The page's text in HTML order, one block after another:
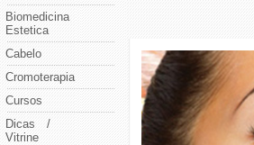
Biomedicina
Estetica
Cabelo
Cromoterapia
Cursos
Dicas /
Vitrine